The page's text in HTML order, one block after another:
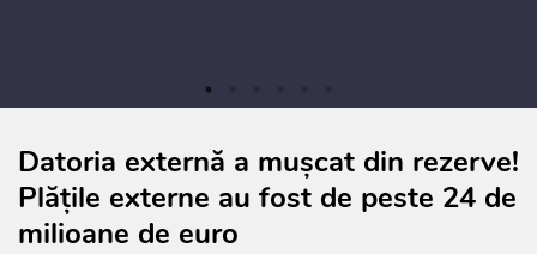
Datoria externă a mușcat din rezerve!
Plățile externe au fost de peste 24 de
milioane de euro